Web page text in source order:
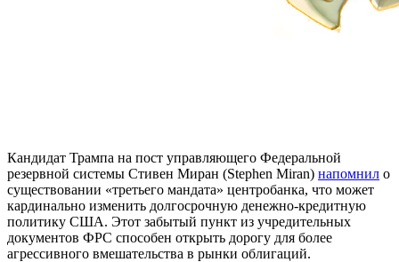
Кандидат Трампа на пост управляющего Федеральной
резервной системы Стивен Миран (Stephen Miran) напомнил о
существовании «третьего мандата» центробанка, что может
кардинально изменить долгосрочную денежно-кредитную
политику США. Этот забытый пункт из учредительных
документов ФРС способен открыть дорогу для более
агрессивного вмешательства в рынки облигаций.